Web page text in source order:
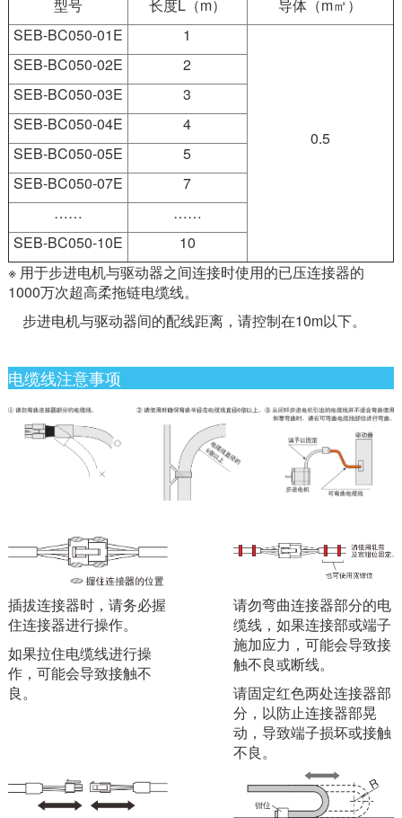
型号 长度L（m）
导体（m㎡）
SEB-BC050-01E
1
0.5
SEB-BC050-02E
2
SEB-BC050-03E
3
SEB-BC050-04E
4
SEB-BC050-05E
5
SEB-BC050-07E
7
……
……
SEB-BC050-10E
10
※ 用于步进电机与驱动器之间连接时使用的已压连接器的
1000万次超高柔拖链电缆线。
步进电机与驱动器间的配线距离，请控制在10m以下。
电缆线注意事项
插拔连接器时，请务必握
住连接器进行操作。
如果拉住电缆线进行操
作，可能会导致接触不
良。
请勿弯曲连接器部分的电
缆线，如果连接部或端子
施加应力，可能会导致接
触不良或断线。
请固定红色两处连接器部
分，以防止连接器部晃
动，导致端子损坏或接触
不良。